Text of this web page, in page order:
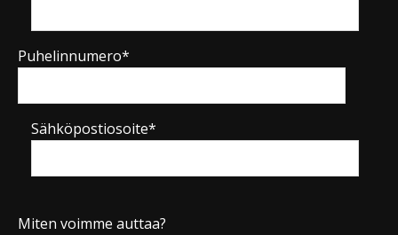
Puhelinnumero*
Sähköpostiosoite*
Miten voimme auttaa?